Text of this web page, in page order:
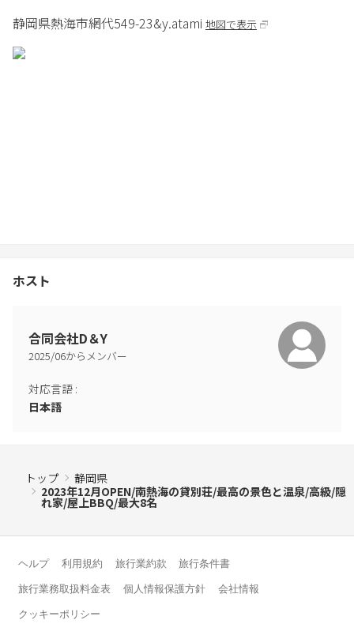
●ゴミはキッチンで３つに分別してください。
「カン・ビン」「ペットボトル」「それ以外」です。
●消火器が室内にございます。
じています。しかしながら近年、タバコのポイ捨てや騒音などの
当施設のマナーについてご案内いたしますので、ご滞在前に以下
の内容を必ずご確認いただきますようお願いいたします。何かあ
った場合の責任は予約者様に行きますので、必ず同行の皆様に御
①滞在人数は正確に報告してください
②禁煙・ごみの処理にご協力ください。
・敷地内は電子タバコ、シーシャ(水タバコ)を含め完全禁煙です。
(￥20,000～）を請求します。タイルやコンクリートの焼け跡が落
・近隣で喫煙される際にも必ず灰皿をご自身で用意し決して道路
などに「灰を落としたり」「もみ消し」や「ポイ捨て」はしない
ようお願い致します。火事や近隣トラブルなどの原因となりま
静岡県熱海市網代549-23&y.atami 地図で表示
ホスト
合同会社D＆Y
2025/06からメンバー
対応言語 :
日本語
トップ
静岡県
2023年12月OPEN/南熱海の貸別荘/最高の景色と温泉/高級/隠
れ家/屋上BBQ/最大8名
ヘルプ 利用規約 旅行業約款 旅行条件書
旅行業務取扱料金表 個人情報保護方針 会社情報
クッキーポリシー